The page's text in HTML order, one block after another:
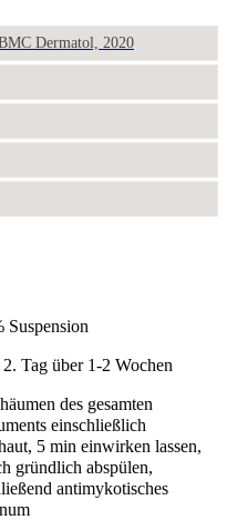
Dermatol, 2020
Suspension
Tag über 1-2 Wochen
des gesamten
einschließlich
5 min einwirken lassen,
gründlich abspülen,
antimykotisches